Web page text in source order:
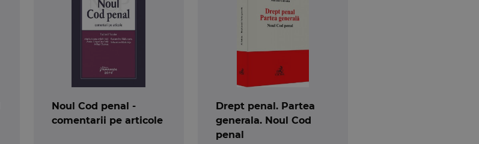
Noul Cod penal -
comentarii pe articole
Drept penal. Partea
generala. Noul Cod
penal